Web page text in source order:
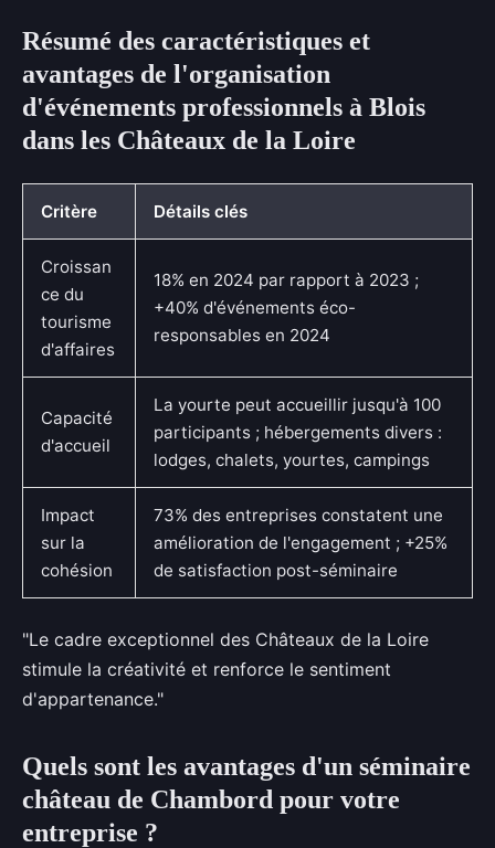
Résumé des caractéristiques et
avantages de l'organisation
d'événements professionnels à Blois
dans les Châteaux de la Loire
Critère Détails clés
Croissan
ce du
tourisme
d'affaires
18% en 2024 par rapport à 2023 ;
+40% d'événements éco-
responsables en 2024
Capacité
d'accueil
La yourte peut accueillir jusqu'à 100
participants ; hébergements divers :
lodges, chalets, yourtes, campings
Impact
sur la
cohésion
73% des entreprises constatent une
amélioration de l'engagement ; +25%
de satisfaction post-séminaire
"Le cadre exceptionnel des Châteaux de la Loire
stimule la créativité et renforce le sentiment
d'appartenance."
Quels sont les avantages d'un séminaire
château de Chambord pour votre
entreprise ?